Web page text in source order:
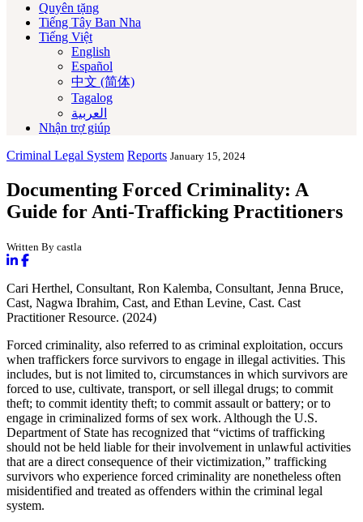
Quyên tặng
Tiếng Tây Ban Nha
Tiếng Việt
English
Español
中文 (简体)
Tagalog
العربية‏
Nhận trợ giúp
Criminal Legal System Reports January 15, 2024
Documenting Forced Criminality: A
Guide for Anti-Trafficking Practitioners
Written By castla
Cari Herthel, Consultant, Ron Kalemba, Consultant, Jenna Bruce,
Cast, Nagwa Ibrahim, Cast, and Ethan Levine, Cast. Cast
Practitioner Resource. (2024)
Forced criminality, also referred to as criminal exploitation, occurs
when traffickers force survivors to engage in illegal activities. This
includes, but is not limited to, circumstances in which survivors are
forced to use, cultivate, transport, or sell illegal drugs; to commit
theft; to commit identity theft; to commit assault or battery; or to
engage in criminalized forms of sex work. Although the U.S.
Department of State has recognized that “victims of trafficking
should not be held liable for their involvement in unlawful activities
that are a direct consequence of their victimization,” trafficking
survivors who experience forced criminality are nonetheless often
misidentified and treated as offenders within the criminal legal
system.